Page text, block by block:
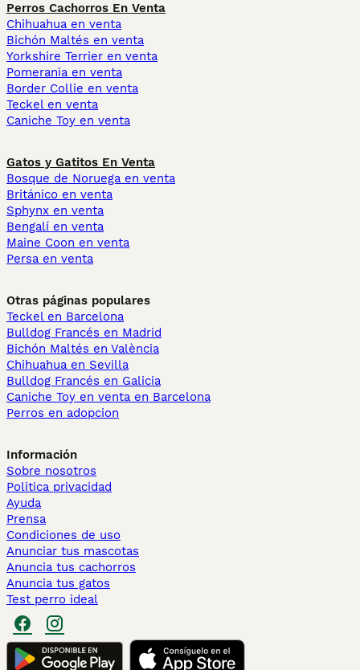
Perros Cachorros En Venta
Chihuahua en venta
Bichón Maltés en venta
Yorkshire Terrier en venta
Pomerania en venta
Border Collie en venta
Teckel en venta
Caniche Toy en venta
Gatos y Gatitos En Venta
Bosque de Noruega en venta
Británico en venta
Sphynx en venta
Bengalí en venta
Maine Coon en venta
Persa en venta
Otras páginas populares
Teckel en Barcelona
Bulldog Francés en Madrid
Bichón Maltés en València
Chihuahua en Sevilla
Bulldog Francés en Galicia
Caniche Toy en venta en Barcelona
Perros en adopcion
Información
Sobre nosotros
Politica privacidad
Ayuda
Prensa
Condiciones de uso
Anunciar tus mascotas
Anuncia tus cachorros
Anuncia tus gatos
Test perro ideal